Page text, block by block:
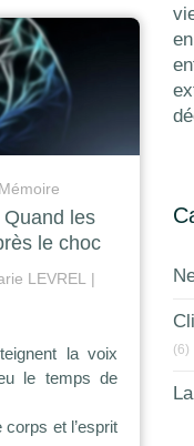
les
le choc
LEVREL
la voix
le temps de
et l’esprit
(6)